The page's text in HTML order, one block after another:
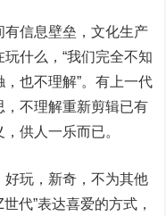
信息壁垒，文化生产
什么，“我们完全不知
也不理解”。有上一代
，不理解重新剪辑已有
供人一乐而已。
玩，新奇，不为其他
代”表达喜爱的方式，